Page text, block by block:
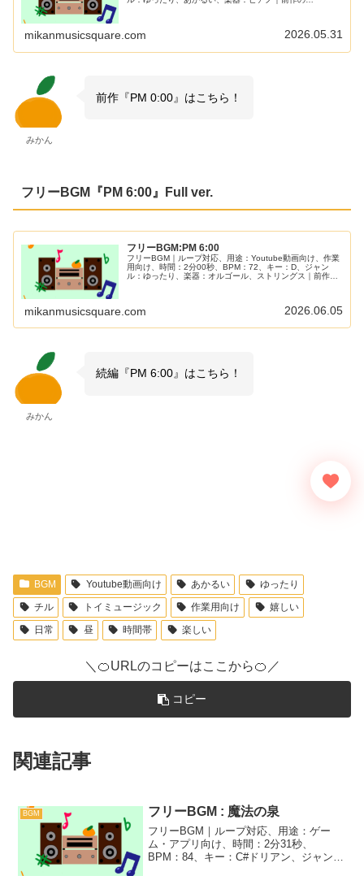
mikanmusicsquare.com 2026.05.31
みかん
前作『PM 0:00』はこちら！
フリーBGM『PM 6:00』Full ver.
フリーBGM:PM 6:00
フリーBGM｜ループ対応、用途：Youtube動画向け、作業
用向け、時間：2分00秒、BPM：72、キー：D、ジャン
ル：ゆったり、楽器：オルゴール、ストリングス｜前作の
mikanmusicsquare.com 2026.06.05
みかん
続編『PM 6:00』はこちら！
BGM Youtube動画向け あかるい
ゆったり
チル
トイミュージック 作業用向け
嬉しい
日常
昼 時間帯 楽しい
＼🍊URLのコピーはここから🍊／
コピー
関連記事
BGM フリーBGM : 魔法の泉
フリーBGM｜ループ対応、用途：ゲー
ム・アプリ向け、時間：2分31秒、
BPM：84、キー：C#ドリアン、ジャン